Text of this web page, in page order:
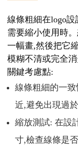
線條粗細在logo
需要縮小使用時
一幅畫,然後把它
模糊不清或完全
關鍵考慮點:
線條粗細的一
近,避免出現過
縮放測試: 在設
寸,檢查線條是